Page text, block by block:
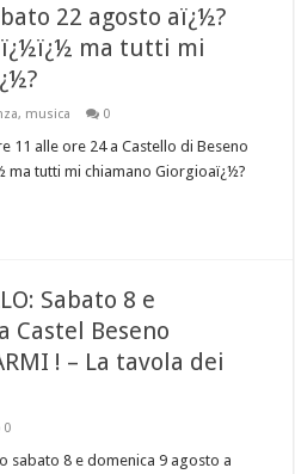
22 agosto aï¿½?
ma tutti mi
, musica 0
11 alle ore 24 a Castello di Beseno
tutti mi chiamano Giorgioaï¿½?
Sabato 8 e
Castel Beseno
! – La tavola dei
0
sabato 8 e domenica 9 agosto a